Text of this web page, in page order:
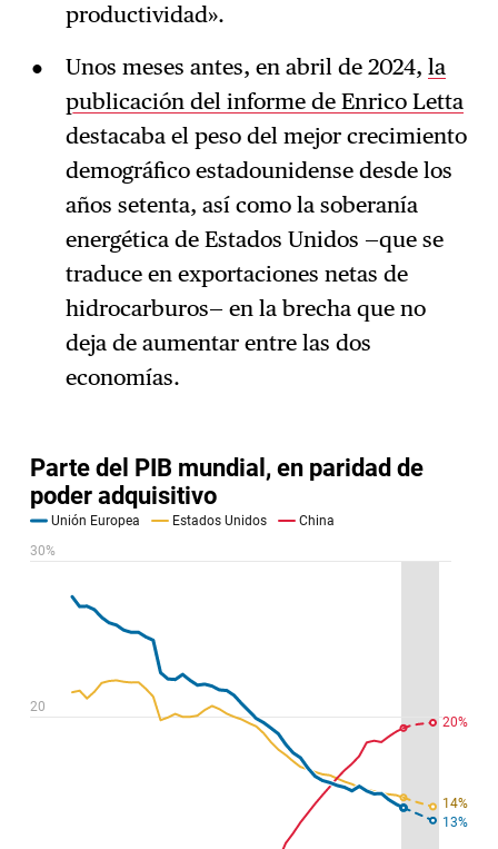
productividad».
Unos meses antes, en abril de 2024, la
publicación del informe de Enrico Letta
destacaba el peso del mejor crecimiento
demográfico estadounidense desde los
años setenta, así como la soberanía
energética de Estados Unidos —que se
traduce en exportaciones netas de
hidrocarburos— en la brecha que no
deja de aumentar entre las dos
economías.